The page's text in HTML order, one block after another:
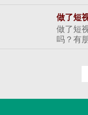
做了短
做了短
吗？有